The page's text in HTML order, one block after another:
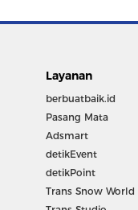
Layanan
berbuatbaik.id
Pasang Mata
Adsmart
detikEvent
detikPoint
Trans Snow World